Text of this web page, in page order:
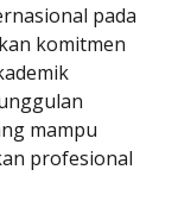
pada
komitmen
mampu
profesional